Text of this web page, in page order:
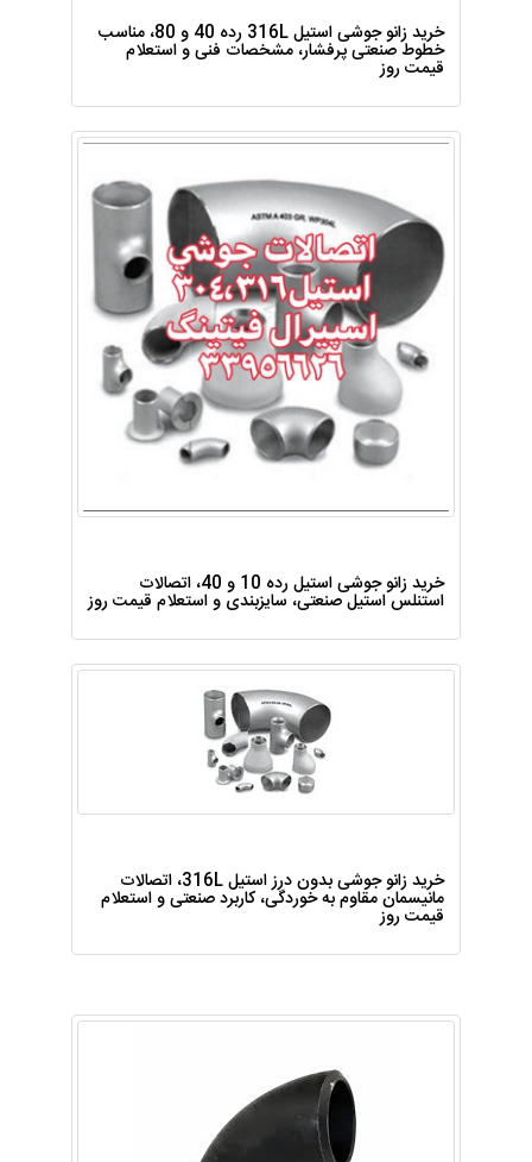
خرید زانو جوشی استیل 316L رده 40 و 80، مناسب
خطوط صنعتی پرفشار، مشخصات فنی و استعلام
قیمت روز
خرید زانو جوشی استیل رده 10 و 40، اتصالات
استنلس استیل صنعتی، سایزبندی و استعلام قیمت روز
خرید زانو جوشی بدون درز استیل 316L، اتصالات
مانیسمان مقاوم به خوردگی، کاربرد صنعتی و استعلام
قیمت روز